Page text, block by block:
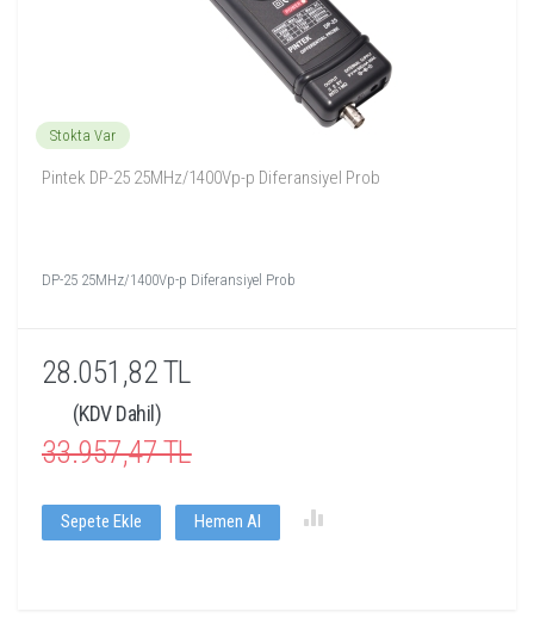
Stokta Var
Pintek DP-25 25MHz/1400Vp-p Diferansiyel Prob
DP-25 25MHz/1400Vp-p Diferansiyel Prob
28.051,82 TL
(KDV Dahil)
33.957,47 TL
Sepete Ekle Hemen Al